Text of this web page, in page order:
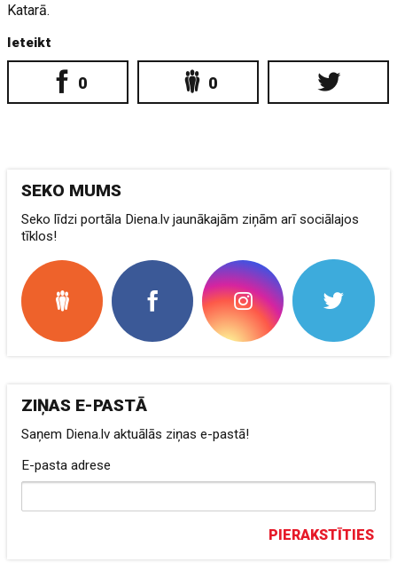
Katarā.
Ieteikt
0 0
SEKO MUMS
Seko līdzi portāla Diena.lv jaunākajām ziņām arī sociālajos
tīklos!
ZIŅAS E-PASTĀ
Saņem Diena.lv aktuālās ziņas e-pastā!
E-pasta adrese
PIERAKSTĪTIES